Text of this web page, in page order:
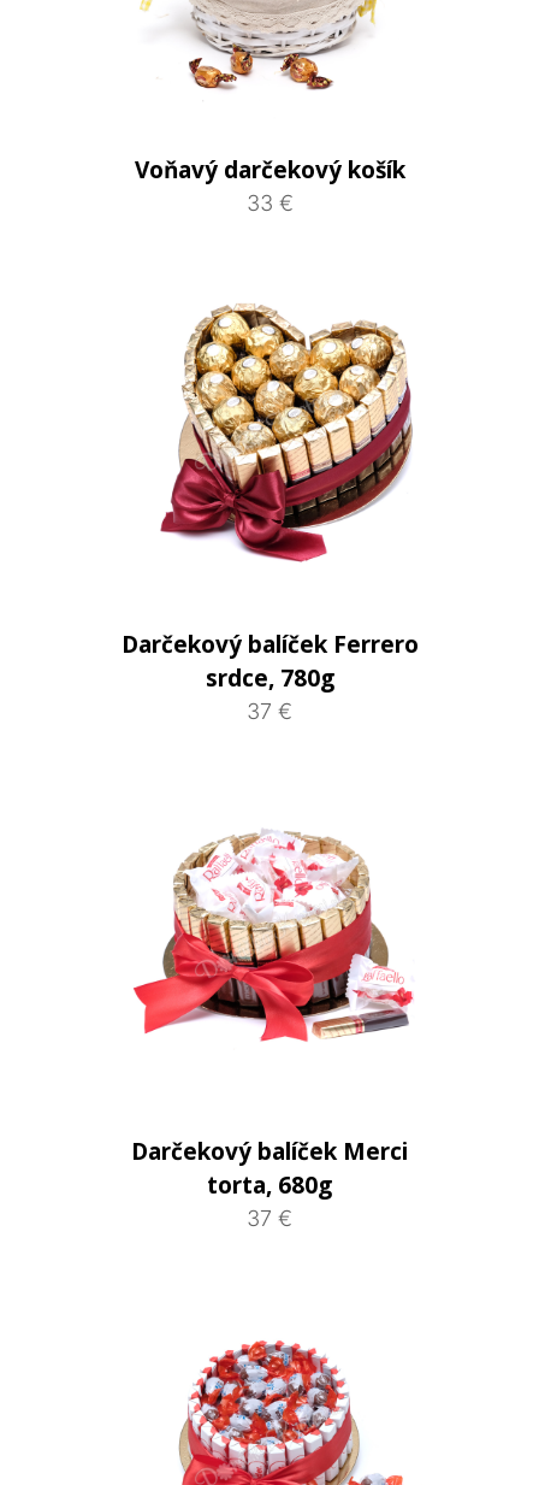
Voňavý darčekový košík
33 €
Darčekový balíček Ferrero
srdce, 780g
37 €
Darčekový balíček Merci
torta, 680g
37 €